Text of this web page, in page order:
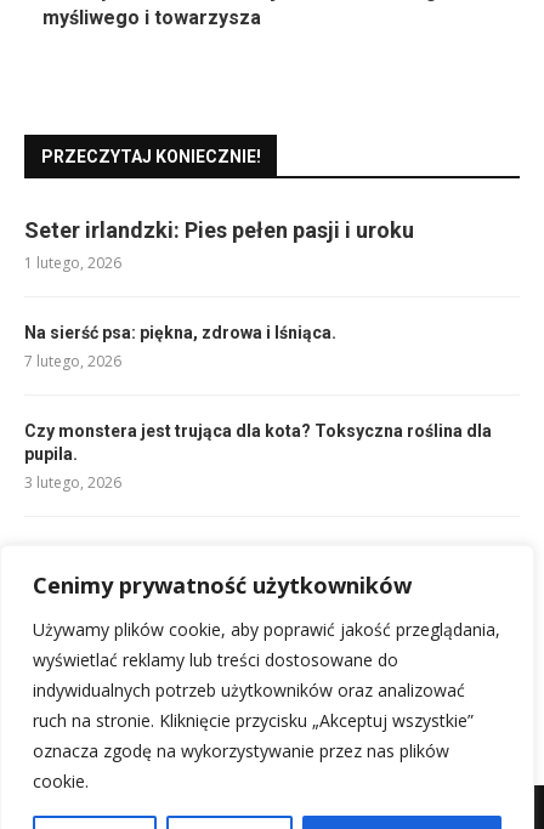
Cenimy prywatność użytkowników
Używamy plików cookie, aby poprawić jakość przeglądania,
wyświetlać reklamy lub treści dostosowane do
indywidualnych potrzeb użytkowników oraz analizować
ruch na stronie. Kliknięcie przycisku „Akceptuj wszystkie”
oznacza zgodę na wykorzystywanie przez nas plików
cookie.
myśliwego i towarzysza
PRZECZYTAJ KONIECZNIE!
Seter irlandzki: Pies pełen pasji i uroku
1 lutego, 2026
Na sierść psa: piękna, zdrowa i lśniąca.
7 lutego, 2026
Czy monstera jest trująca dla kota? Toksyczna roślina dla
pupila.
3 lutego, 2026
3 lutego, 2026
Barf dla kota: surowa dieta dla zdrowego futrzaka
2 lutego, 2026
Mapa witryny Kontakt z nami